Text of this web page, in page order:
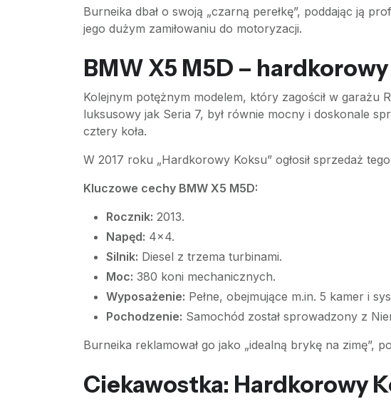
Burneika dbał o swoją „czarną perełkę”, poddając ją
jego dużym zamiłowaniu do motoryzacji.
BMW X5 M5D –
Kolejnym potężnym modelem, który zagościł w garażu
luksusowy jak Seria 7, był równie mocny i doskonale
cztery koła.
W 2017 roku „Hardkorowy Koksu” ogłosił sprzedaż
Kluczowe cechy BMW X5 M5D:
Rocznik: 2013.
Napęd: 4x4.
Silnik: Diesel z trzema turbinami.
Moc: 380 koni mechanicznych.
Wyposażenie: Pełne, obejmujące m.in. 5 kamer i
Pochodzenie: Samochód został sprowadzony z
Burneika reklamował go jako „idealną brykę na zimę”,
Ciekawostka: Hardkorowy